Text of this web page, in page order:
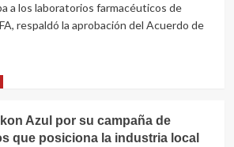
a los laboratorios farmacéuticos de
respaldó la aprobación del Acuerdo de
Azul por su campaña de
que posiciona la industria local